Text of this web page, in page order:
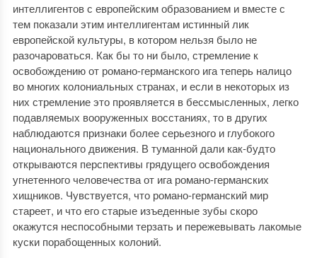
интеллигентов с европейским образованием и вместе с
тем показали этим интеллигентам истинный лик
европейской культуры, в котором нельзя было не
разочароваться. Как бы то ни было, стремление к
освобождению от романо-германского ига теперь налицо
во многих колониальных странах, и если в некоторых из
них стремление это проявляется в бессмысленных, легко
подавляемых вооруженных восстаниях, то в других
наблюдаются признаки более серьезного и глубокого
национального движения. В туманной дали как-будто
открываются перспективы грядущего освобождения
угнетенного человечества от ига романо-германских
хищников. Чувствуется, что романо-германский мир
стареет, и что его старые изъеденные зубы скоро
окажутся неспособными терзать и пережевывать лакомые
куски порабощенных колоний.